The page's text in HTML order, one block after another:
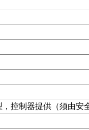
，控制器提供（须由安